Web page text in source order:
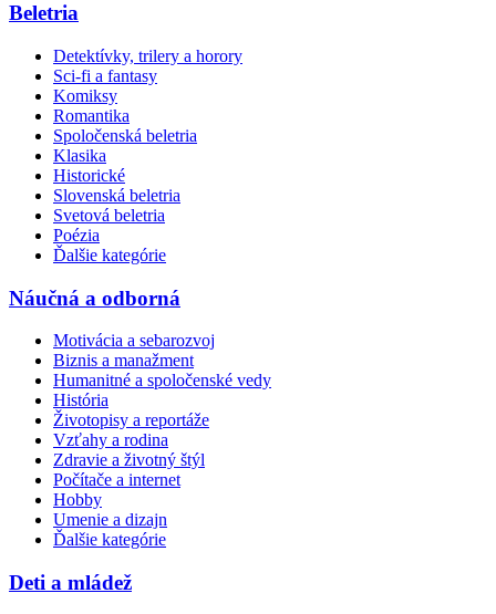
Beletria
Detektívky, trilery a horory
Sci-fi a fantasy
Komiksy
Romantika
Spoločenská beletria
Klasika
Historické
Slovenská beletria
Svetová beletria
Poézia
Ďalšie kategórie
Náučná a odborná
Motivácia a sebarozvoj
Biznis a manažment
Humanitné a spoločenské vedy
História
Životopisy a reportáže
Vzťahy a rodina
Zdravie a životný štýl
Počítače a internet
Hobby
Umenie a dizajn
Ďalšie kategórie
Deti a mládež